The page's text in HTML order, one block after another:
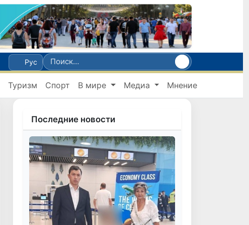
Рус
Туризм Спорт В мире Медиа Мнение
Последние новости